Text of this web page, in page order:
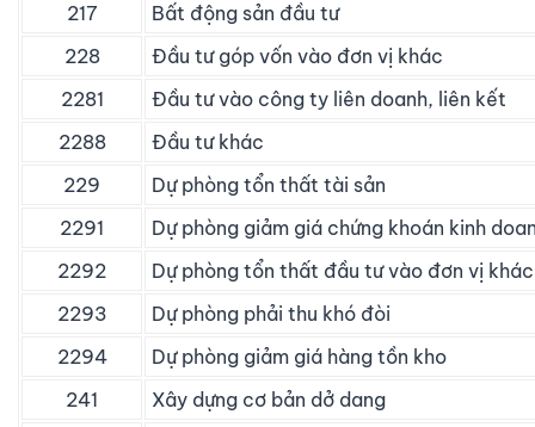
217
Bất động sản đầu tư
228
Đầu tư góp vốn vào đơn vị khác
2281
Đầu tư vào công ty liên doanh, liên kết
2288
Đầu tư khác
229
Dự phòng tổn thất tài sản
2291
Dự phòng giảm giá chứng khoán kinh
2292
Dự phòng tổn thất đầu tư vào đơn vị khác
2293
Dự phòng phải thu khó đòi
2294
Dự phòng giảm giá hàng tồn kho
241
Xây dựng cơ bản dở dang